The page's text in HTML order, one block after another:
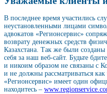
В последнее время участились
неустановленными лицами
адвокатов «Регионсервис»
возврату денежных средств
Казахстана. Так же были
себя за наш веб-сайт. Будьте
и никоим образом не связаны с
и не должны рассматриваться как
«Регионсервис» имеет один
находитесь –